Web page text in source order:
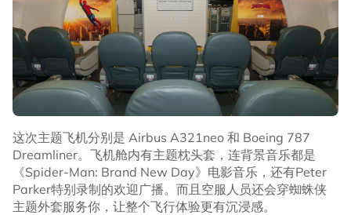
这次主题飞机分别是 Airbus A321neo 和 Boeing 787
Dreamliner。飞机舱内有主题枕头套，连背景音乐都是
《Spider-Man: Brand New Day》电影音乐，还有Peter
Parker特别录制的欢迎广播。而且空服人员还会穿蜘蛛侠
主题外套服务你，让整个飞行体验更有沉浸感。